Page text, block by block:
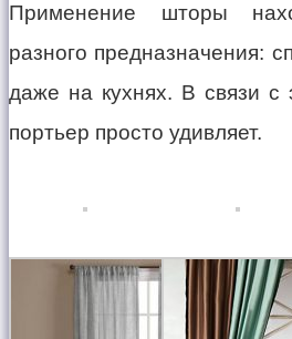
Применение шторы
разного предназначения:
даже на кухнях. В связи с
портьер просто удивляет.